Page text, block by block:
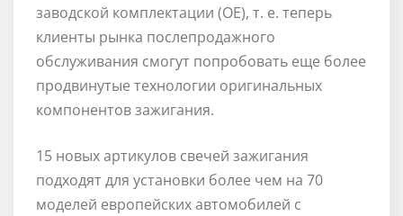
заводской комплектации (OE), т. е. теперь
клиенты рынка послепродажного
обслуживания смогут попробовать еще более
продвинутые технологии оригинальных
компонентов зажигания.
15 новых артикулов свечей зажигания
подходят для установки более чем на 70
моделей европейских автомобилей с